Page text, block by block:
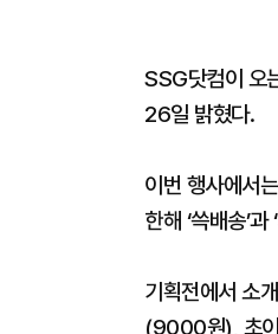
SSG닷컴이 오
26일 밝혔다.
이번 행사에서
한해 ‘쓱배송’
기획전에서 소
(9000원), 초